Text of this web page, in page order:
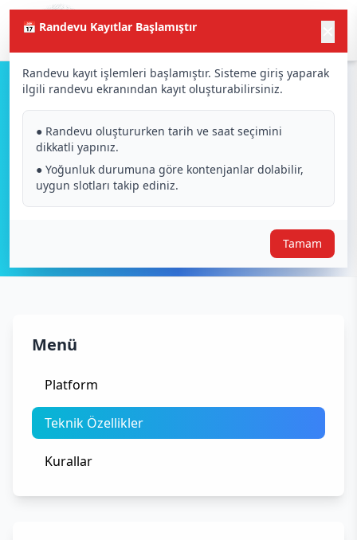
📅 Randevu Kayıtlar Başlamıştır
Randevu kayıt işlemleri başlamıştır. Sisteme giriş yaparak
ilgili randevu ekranından kayıt oluşturabilirsiniz.
● Randevu oluştururken tarih ve saat seçimini
dikkatli yapınız.
● Yoğunluk durumuna göre kontenjanlar dolabilir,
uygun slotları takip ediniz.
Tamam
Teknik Özellikler
Menü
Platform
Teknik Özellikler
Kurallar